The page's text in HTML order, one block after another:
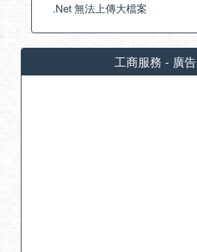
.Net 無法上傳大檔案
工商服務 - 廣告